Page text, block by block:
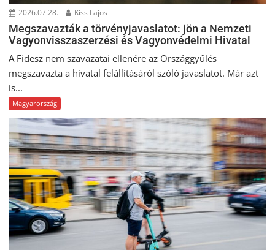
2026.07.28. Kiss Lajos
Megszavazták a törvényjavaslatot: jön a Nemzeti
Vagyonvisszaszerzési és Vagyonvédelmi Hivatal
A Fidesz nem szavazatai ellenére az Országgyűlés
megszavazta a hivatal felállításáról szóló javaslatot. Már azt
is...
Magyarország